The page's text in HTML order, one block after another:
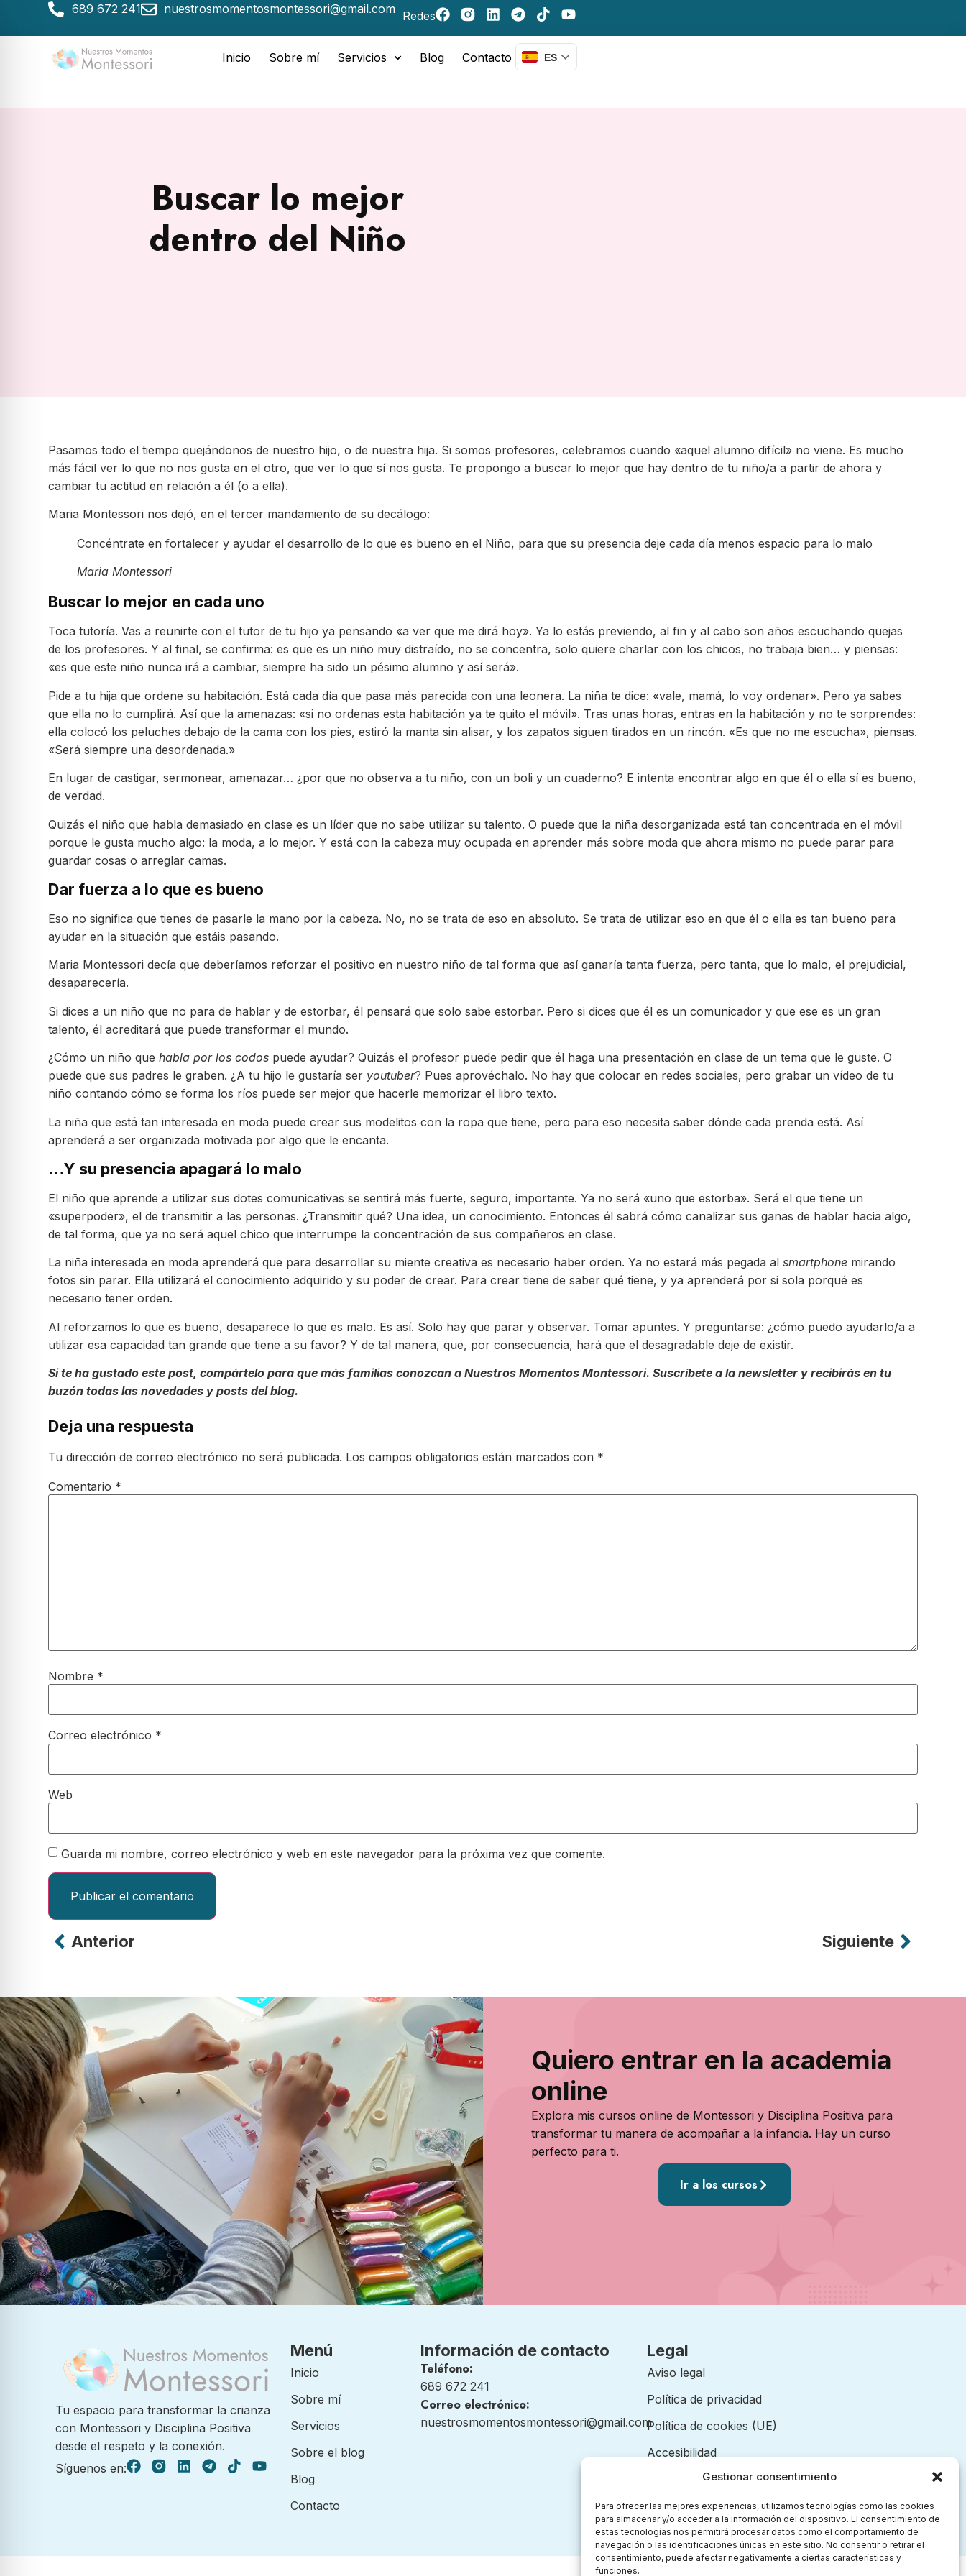
Gestionar consentimiento
Para ofrecer las mejores experiencias, utilizamos tecnologías como las cookies
para almacenar y/o acceder a la información del dispositivo. El consentimiento de
estas tecnologías nos permitirá procesar datos como el comportamiento de
navegación o las identificaciones únicas en este sitio. No consentir o retirar el
consentimiento, puede afectar negativamente a ciertas características y
funciones.
689 672 241 nuestrosmomentosmontessori@gmail.com Redes
Inicio Sobre mí Servicios Blog Contacto ES
Buscar lo mejor
dentro del Niño
Pasamos todo el tiempo quejándonos de nuestro hijo, o de nuestra hija. Si somos profesores, celebramos cuando «aquel alumno difícil» no viene. Es mucho
más fácil ver lo que no nos gusta en el otro, que ver lo que sí nos gusta. Te propongo a buscar lo mejor que hay dentro de tu niño/a a partir de ahora y
cambiar tu actitud en relación a él (o a ella).
Maria Montessori nos dejó, en el tercer mandamiento de su decálogo:
Concéntrate en fortalecer y ayudar el desarrollo de lo que es bueno en el Niño, para que su presencia deje cada día menos espacio para lo malo
Maria Montessori
Buscar lo mejor en cada uno
Toca tutoría. Vas a reunirte con el tutor de tu hijo ya pensando «a ver que me dirá hoy». Ya lo estás previendo, al fin y al cabo son años escuchando quejas
de los profesores. Y al final, se confirma: es que es un niño muy distraído, no se concentra, solo quiere charlar con los chicos, no trabaja bien… y piensas:
«es que este niño nunca irá a cambiar, siempre ha sido un pésimo alumno y así será».
Pide a tu hija que ordene su habitación. Está cada día que pasa más parecida con una leonera. La niña te dice: «vale, mamá, lo voy ordenar». Pero ya sabes
que ella no lo cumplirá. Así que la amenazas: «si no ordenas esta habitación ya te quito el móvil». Tras unas horas, entras en la habitación y no te sorprendes:
ella colocó los peluches debajo de la cama con los pies, estiró la manta sin alisar, y los zapatos siguen tirados en un rincón. «Es que no me escucha», piensas.
«Será siempre una desordenada.»
En lugar de castigar, sermonear, amenazar… ¿por que no observa a tu niño, con un boli y un cuaderno? E intenta encontrar algo en que él o ella sí es bueno,
de verdad.
Quizás el niño que habla demasiado en clase es un líder que no sabe utilizar su talento. O puede que la niña desorganizada está tan concentrada en el móvil
porque le gusta mucho algo: la moda, a lo mejor. Y está con la cabeza muy ocupada en aprender más sobre moda que ahora mismo no puede parar para
guardar cosas o arreglar camas.
Dar fuerza a lo que es bueno
Eso no significa que tienes de pasarle la mano por la cabeza. No, no se trata de eso en absoluto. Se trata de utilizar eso en que él o ella es tan bueno para
ayudar en la situación que estáis pasando.
Maria Montessori decía que deberíamos reforzar el positivo en nuestro niño de tal forma que así ganaría tanta fuerza, pero tanta, que lo malo, el prejudicial,
desaparecería.
Si dices a un niño que no para de hablar y de estorbar, él pensará que solo sabe estorbar. Pero si dices que él es un comunicador y que ese es un gran
talento, él acreditará que puede transformar el mundo.
¿Cómo un niño que habla por los codos puede ayudar? Quizás el profesor puede pedir que él haga una presentación en clase de un tema que le guste. O
puede que sus padres le graben. ¿A tu hijo le gustaría ser youtuber? Pues aprovéchalo. No hay que colocar en redes sociales, pero grabar un vídeo de tu
niño contando cómo se forma los ríos puede ser mejor que hacerle memorizar el libro texto.
La niña que está tan interesada en moda puede crear sus modelitos con la ropa que tiene, pero para eso necesita saber dónde cada prenda está. Así
aprenderá a ser organizada motivada por algo que le encanta.
…Y su presencia apagará lo malo
El niño que aprende a utilizar sus dotes comunicativas se sentirá más fuerte, seguro, importante. Ya no será «uno que estorba». Será el que tiene un
«superpoder», el de transmitir a las personas. ¿Transmitir qué? Una idea, un conocimiento. Entonces él sabrá cómo canalizar sus ganas de hablar hacia algo,
de tal forma, que ya no será aquel chico que interrumpe la concentración de sus compañeros en clase.
La niña interesada en moda aprenderá que para desarrollar su miente creativa es necesario haber orden. Ya no estará más pegada alsmartphone mirando
fotos sin parar. Ella utilizará el conocimiento adquirido y su poder de crear. Para crear tiene de saber qué tiene, y ya aprenderá por si sola porqué es
necesario tener orden.
Al reforzamos lo que es bueno, desaparece lo que es malo. Es así. Solo hay que parar y observar. Tomar apuntes. Y preguntarse: ¿cómo puedo ayudarlo/a a
utilizar esa capacidad tan grande que tiene a su favor? Y de tal manera, que, por consecuencia, hará que el desagradable deje de existir.
Si te ha gustado este post, compártelo para que más familias conozcan a Nuestros Momentos Montessori. Suscríbete a la newsletter y recibirás en tu
buzón todas las novedades y posts del blog.
Deja una respuesta
Tu dirección de correo electrónico no será publicada. Los campos obligatorios están marcados con *
Comentario *
Nombre *
Correo electrónico *
Web
Guarda mi nombre, correo electrónico y web en este navegador para la próxima vez que comente.
Alternative:
Anterior Siguiente
Quiero entrar en la academia
online
Explora mis cursos online de Montessori y Disciplina Positiva para
transformar tu manera de acompañar a la infancia. Hay un curso
perfecto para ti.
Ir a los cursos
Tu espacio para transformar la crianza
con Montessori y Disciplina Positiva
desde el respeto y la conexión.
Síguenos en:
Menú
Inicio
Sobre mí
Servicios
Sobre el blog
Blog
Contacto
Información de contacto
Teléfono:
689 672 241
Correo electrónico:
nuestrosmomentosmontessori@gmail.com
Legal
Aviso legal
Política de privacidad
Política de cookies (UE)
Accesibilidad